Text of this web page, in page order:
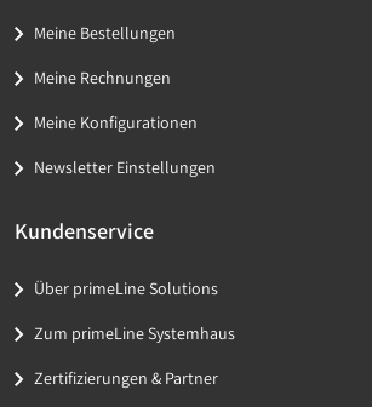
Meine Bestellungen
Meine Rechnungen
Meine Konfigurationen
Newsletter Einstellungen
Kundenservice
Über primeLine Solutions
Zum primeLine Systemhaus
Zertifizierungen & Partner